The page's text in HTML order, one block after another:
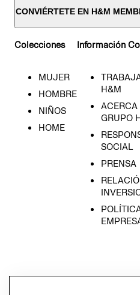
CONVIÉRTETE EN H&M
Colecciones
MUJER
HOMBRE
NIÑOS
HOME
Información
H&M
ACERCA
GRUPO
SOCIAL
PRENSA